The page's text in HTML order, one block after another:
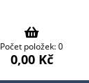
Počet položek: 0
0,00 Kč